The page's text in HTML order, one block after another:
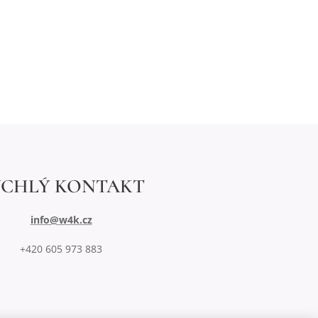
KONTAKT
info@w4k.cz
+420 605 973 883